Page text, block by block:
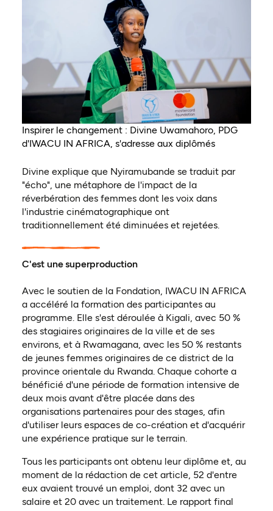
Inspirer le changement : Divine Uwamahoro, PDG
d'IWACU IN AFRICA, s'adresse aux diplômés
Divine explique que Nyiramubande se traduit par
"écho", une métaphore de l'impact de la
réverbération des femmes dont les voix dans
l'industrie cinématographique ont
traditionnellement été diminuées et rejetées.
C'est une superproduction
Avec le soutien de la Fondation, IWACU IN AFRICA
a accéléré la formation des participantes au
programme. Elle s'est déroulée à Kigali, avec 50 %
des stagiaires originaires de la ville et de ses
environs, et à Rwamagana, avec les 50 % restants
de jeunes femmes originaires de ce district de la
province orientale du Rwanda. Chaque cohorte a
bénéficié d'une période de formation intensive de
deux mois avant d'être placée dans des
organisations partenaires pour des stages, afin
d'utiliser leurs espaces de co-création et d'acquérir
une expérience pratique sur le terrain.
Tous les participants ont obtenu leur diplôme et, au
moment de la rédaction de cet article, 52 d'entre
eux avaient trouvé un emploi, dont 32 avec un
salaire et 20 avec un traitement. Le rapport final